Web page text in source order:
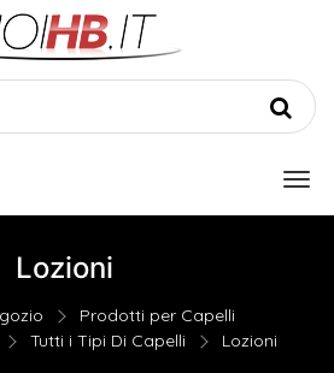
Lozioni
Prodotti per Capelli
Tutti i Tipi Di Capelli Lozioni